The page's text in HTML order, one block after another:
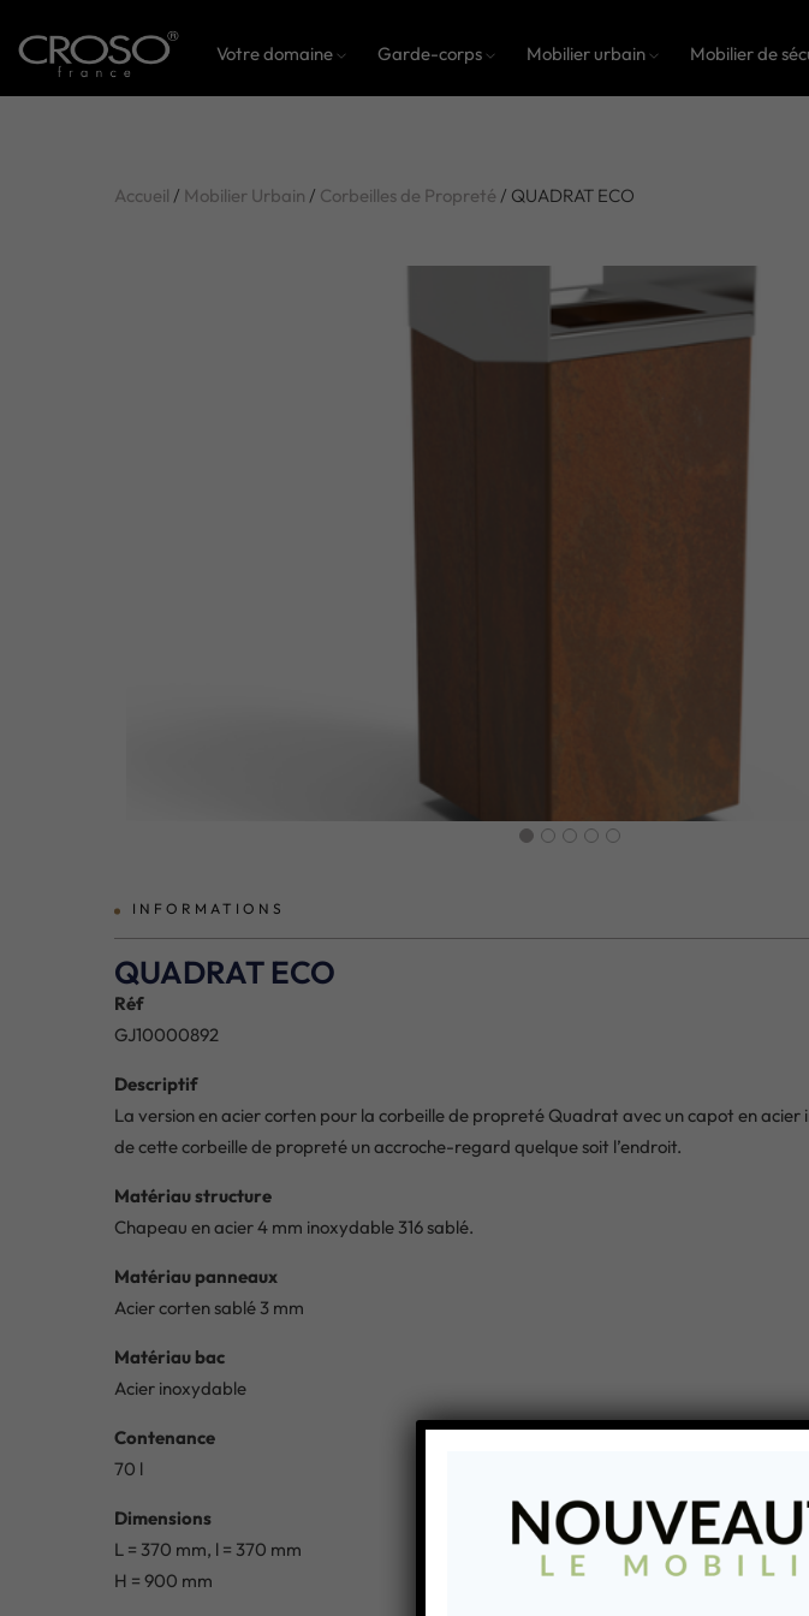
Votre domaine Garde-corps Mobilier urbain Mobilier de
Accueil / Mobilier Urbain / Corbeilles de Propreté / QUADRAT ECO
INFORMATIONS
QUADRAT ECO
Réf
GJ10000892
Descriptif
La version en acier corten pour la corbeille de propreté Quadrat avec un capot en
de cette corbeille de propreté un accroche-regard quelque soit l’endroit.
Matériau structure
Chapeau en acier 4 mm inoxydable 316 sablé.
Matériau panneaux
Acier corten sablé 3 mm
Matériau bac
Acier inoxydable
Contenance
70 l
Dimensions
L = 370 mm, l = 370 mm
H = 900 mm